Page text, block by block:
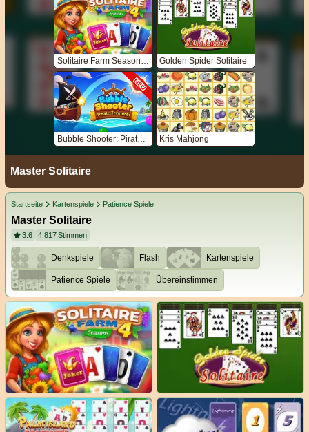
Golden Spider Solitaire
Bubble Shooter: Pirate Treasures Kris Mahjong
Master Solitaire
Startseite Kartenspiele Patience Spiele
Master Solitaire
3.6 4.817Stimmen
Denkspiele Flash Kartenspiele
Patience Spiele Übereinstimmen